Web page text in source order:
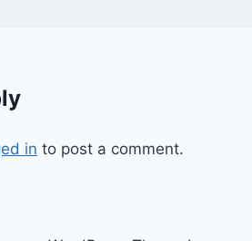
in to post a comment.